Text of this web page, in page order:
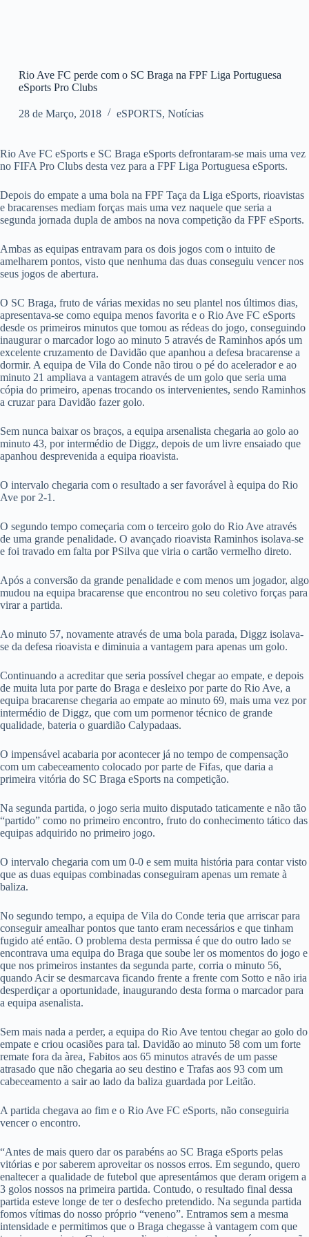
Rio Ave FC perde com o SC Braga na FPF Liga Portuguesa
eSports Pro Clubs
28 de Março, 2018 eSPORTS, Notícias
Rio Ave FC eSports e SC Braga eSports defrontaram-se mais uma vez
no FIFA Pro Clubs desta vez para a FPF Liga Portuguesa eSports.
Depois do empate a uma bola na FPF Taça da Liga eSports, rioavistas
e bracarenses mediam forças mais uma vez naquele que seria a
segunda jornada dupla de ambos na nova competição da FPF eSports.
Ambas as equipas entravam para os dois jogos com o intuito de
amelharem pontos, visto que nenhuma das duas conseguiu vencer nos
seus jogos de abertura.
O SC Braga, fruto de várias mexidas no seu plantel nos últimos dias,
apresentava-se como equipa menos favorita e o Rio Ave FC eSports
desde os primeiros minutos que tomou as rédeas do jogo, conseguindo
inaugurar o marcador logo ao minuto 5 através de Raminhos após um
excelente cruzamento de Davidão que apanhou a defesa bracarense a
dormir. A equipa de Vila do Conde não tirou o pé do acelerador e ao
minuto 21 ampliava a vantagem através de um golo que seria uma
cópia do primeiro, apenas trocando os intervenientes, sendo Raminhos
a cruzar para Davidão fazer golo.
Sem nunca baixar os braços, a equipa arsenalista chegaria ao golo ao
minuto 43, por intermédio de Diggz, depois de um livre ensaiado que
apanhou desprevenida a equipa rioavista.
O intervalo chegaria com o resultado a ser favorável à equipa do Rio
Ave por 2-1.
O segundo tempo começaria com o terceiro golo do Rio Ave através
de uma grande penalidade. O avançado rioavista Raminhos isolava-se
e foi travado em falta por PSilva que viria o cartão vermelho direto.
Após a conversão da grande penalidade e com menos um jogador, algo
mudou na equipa bracarense que encontrou no seu coletivo forças para
virar a partida.
Ao minuto 57, novamente através de uma bola parada, Diggz isolava-
se da defesa rioavista e diminuia a vantagem para apenas um golo.
Continuando a acreditar que seria possível chegar ao empate, e depois
de muita luta por parte do Braga e desleixo por parte do Rio Ave, a
equipa bracarense chegaria ao empate ao minuto 69, mais uma vez por
intermédio de Diggz, que com um pormenor técnico de grande
qualidade, bateria o guardião Calypadaas.
O impensável acabaria por acontecer já no tempo de compensação
com um cabeceamento colocado por parte de Fifas, que daria a
primeira vitória do SC Braga eSports na competição.
Na segunda partida, o jogo seria muito disputado taticamente e não tão
“partido” como no primeiro encontro, fruto do conhecimento tático das
equipas adquirido no primeiro jogo.
O intervalo chegaria com um 0-0 e sem muita história para contar visto
que as duas equipas combinadas conseguiram apenas um remate à
baliza.
No segundo tempo, a equipa de Vila do Conde teria que arriscar para
conseguir amealhar pontos que tanto eram necessários e que tinham
fugido até então. O problema desta permissa é que do outro lado se
encontrava uma equipa do Braga que soube ler os momentos do jogo e
que nos primeiros instantes da segunda parte, corria o minuto 56,
quando Acir se desmarcava ficando frente a frente com Sotto e não iria
desperdiçar a oportunidade, inaugurando desta forma o marcador para
a equipa asenalista.
Sem mais nada a perder, a equipa do Rio Ave tentou chegar ao golo do
empate e criou ocasiões para tal. Davidão ao minuto 58 com um forte
remate fora da àrea, Fabitos aos 65 minutos através de um passe
atrasado que não chegaria ao seu destino e Trafas aos 93 com um
cabeceamento a sair ao lado da baliza guardada por Leitão.
A partida chegava ao fim e o Rio Ave FC eSports, não conseguiria
vencer o encontro.
“Antes de mais quero dar os parabéns ao SC Braga eSports pelas
vitórias e por saberem aproveitar os nossos erros. Em segundo, quero
enaltecer a qualidade de futebol que apresentámos que deram origem a
3 golos nossos na primeira partida. Contudo, o resultado final dessa
partida esteve longe de ter o desfecho pretendido. Na segunda partida
fomos vítimas do nosso próprio “veneno”. Entramos sem a mesma
intensidade e permitimos que o Braga chegasse à vantagem com que